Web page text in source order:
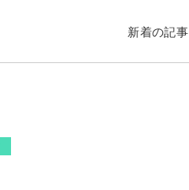
新着の記事